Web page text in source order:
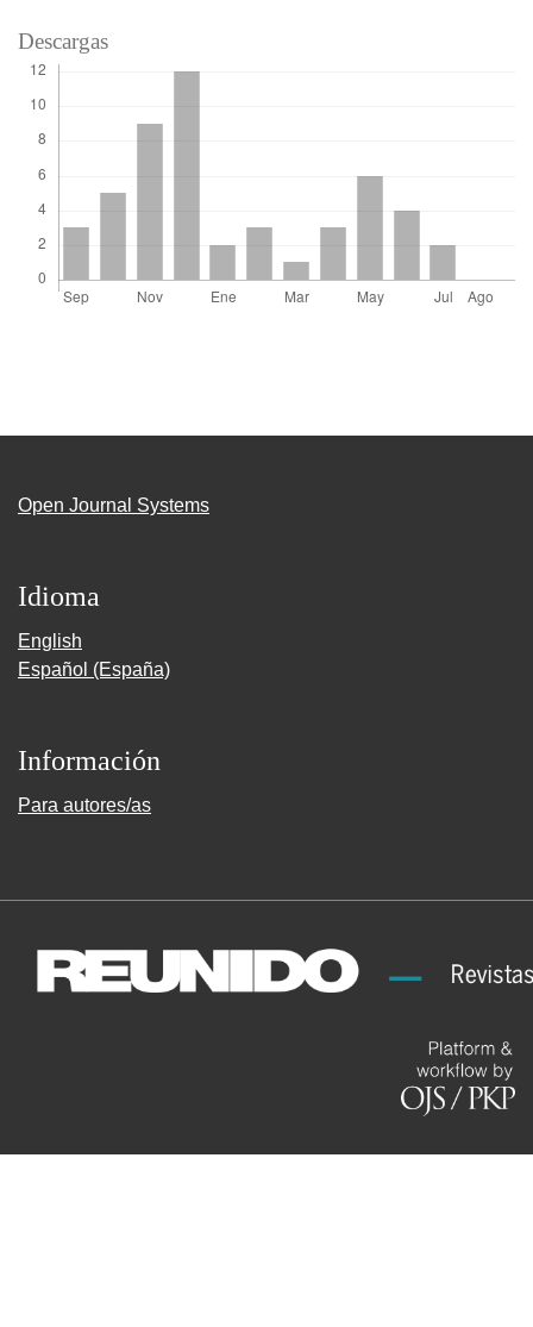
Descargas
Open Journal Systems
Idioma
English
Español (España)
Información
Para autores/as